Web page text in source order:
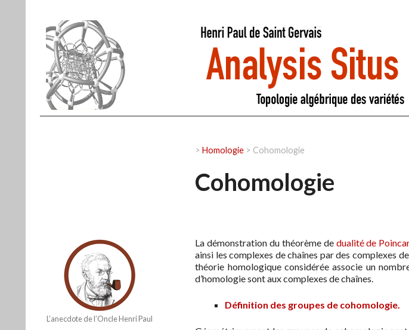
>Homologie > Cohomologie
Cohomologie
L’anecdote de l’Oncle Henri Paul
La démonstration du théorème de dualité de
ainsi les complexes de chaînes par des complexes
théorie homologique considérée associe un
d’homologie sont aux complexes de chaînes.
Définition des groupes de cohomologie.